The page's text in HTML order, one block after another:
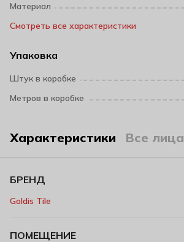
Материал
Смотреть все характеристики
Упаковка
Штук в коробке
Метров в коробке
Характеристики Все лица
БРЕНД
Goldis Tile
ПОМЕЩЕНИЕ